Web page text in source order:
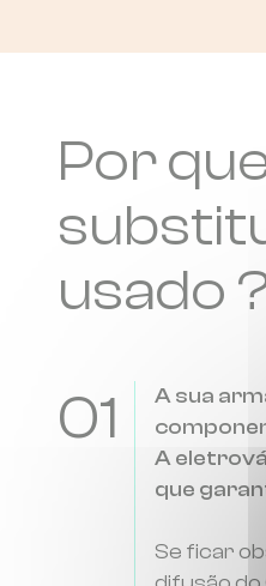
Por
usado
01
A sua
A
que
Se ficar